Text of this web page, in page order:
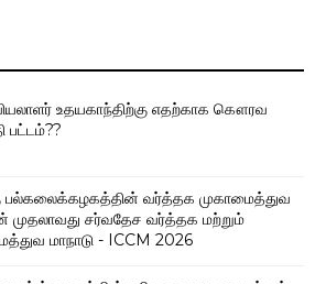
உதயகாந்திற்கு எதற்காக கௌரவ
பட்டம்??
பல்கலைக்கழகத்தின் வர்த்தக முகாமைத்துவ
முதலாவது சர்வதேச வர்த்தக மற்றும்
மாநாடு - ICCM 2026